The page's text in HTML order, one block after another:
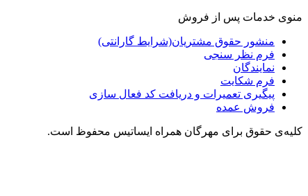
مختلفی
ها
در
منوی خدمات پس از فروش
منشور حقوق مشتریان(شرایط گارانتی)
فرم نظر سنجی
نمایندگان
فرم شکایت
پیگیری تعمیرات و دریافت کد فعال سازی
فروش عمده
کلیه‌ی حقوق برای مهرگان همراه ایساتیس محفوظ است.